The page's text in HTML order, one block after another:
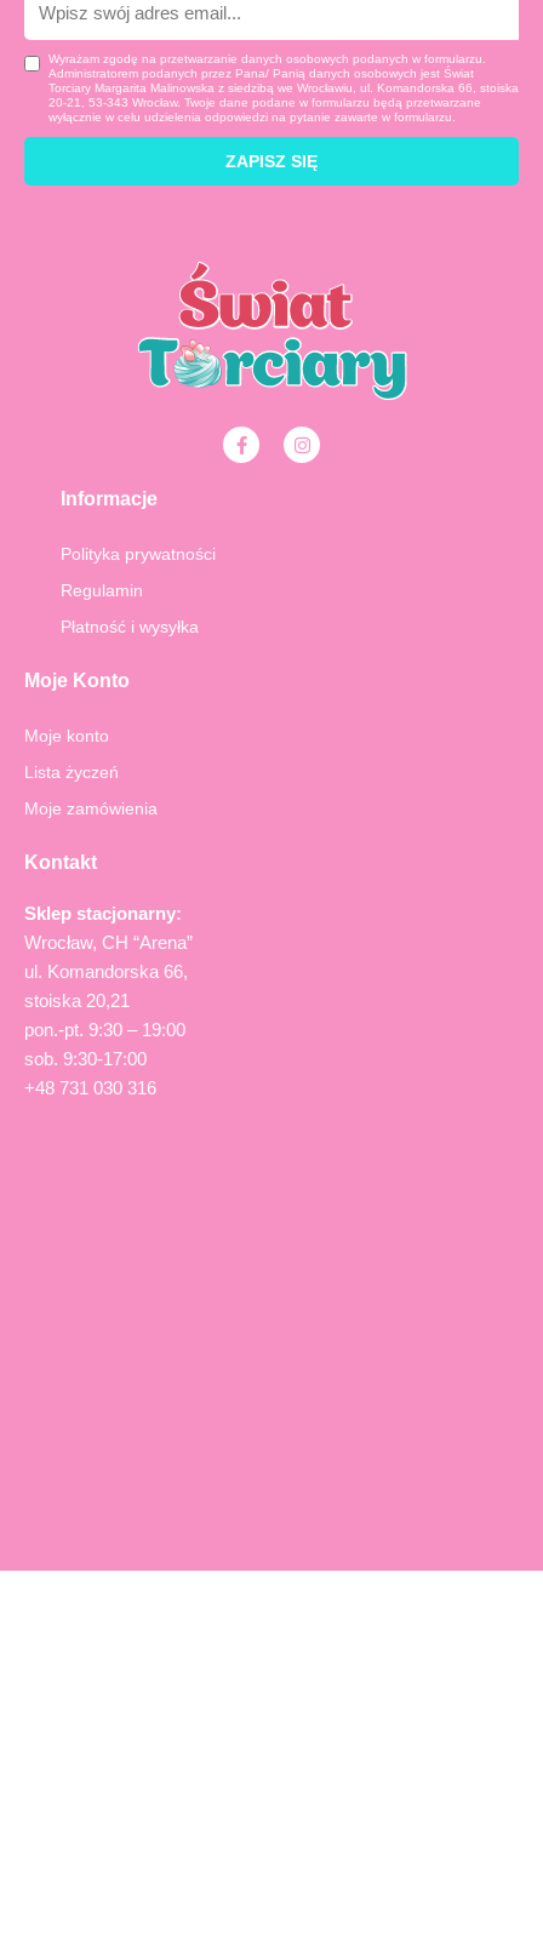
Wyrażam zgodę na przetwarzanie danych osobowych podanych w formularzu.
Administratorem podanych przez Pana/ Panią danych osobowych jest Świat
Torciary Margarita Malinowska z siedzibą we Wrocławiu, ul. Komandorska 66, stoiska
20-21, 53-343 Wrocław. Twoje dane podane w formularzu będą przetwarzane
wyłącznie w celu udzielenia odpowiedzi na pytanie zawarte w formularzu.
ZAPISZ SIĘ
F
a
I
n
Informacje
Polityka prywatności
Regulamin
Płatność i wysyłka
Moje Konto
Moje konto
Lista życzeń
Moje zamówienia
Kontakt
Sklep stacjonarny:
Wrocław, CH “Arena”
ul. Komandorska 66,
stoiska 20,21
pon.-pt. 9:30 – 19:00
sob. 9:30-17:00
+48 731 030 316